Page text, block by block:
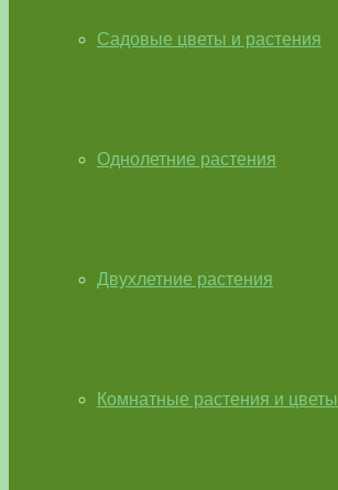
Садовые цветы и растения
Однолетние растения
Двухлетние растения
Комнатные растения и цветы